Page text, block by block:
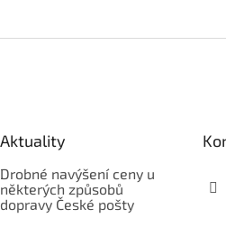
Aktuality
Drobné navýšení ceny u
některých způsobů
dopravy České pošty